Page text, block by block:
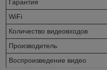
Гарантия
WiFi
Количество видеовходов
Производитель
Воспроизведение видео